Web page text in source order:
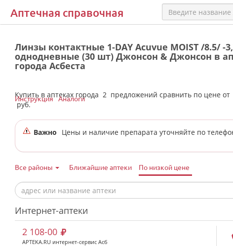
Аптечная справочная
Линзы контактные 1-DAY Acuvue MOIST /8.5/ -
однодневные (30 шт) Джонсон & Джонсон в
города Асбеста
Купить в аптеках города 2 предложений сравнить по цене от
руб.
Инструкция Аналоги
Важно Цены и наличие препарата уточняйте по
Все районы Ближайшие аптеки По низкой цене
Интернет-аптеки
2 108-00
APTEKA.RU интернет-сервис Асб